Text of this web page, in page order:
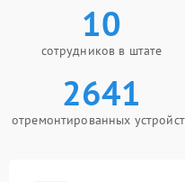
10
сотрудников в штате
2641
отремонтированных